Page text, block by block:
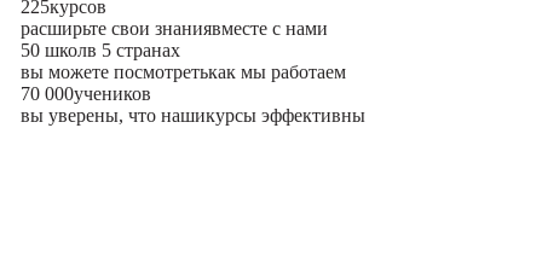
225курсов
расширьте свои знаниявместе с нами
50 школв 5 странах
вы можете посмотретькак мы работаем
70 000учеников
вы уверены, что нашикурсы эффективны